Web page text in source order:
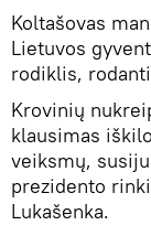
Koltašovas
Lietuvos
rodiklis,
Krovinių
klausimas
veiksmų,
prezidento
Lukašenka.